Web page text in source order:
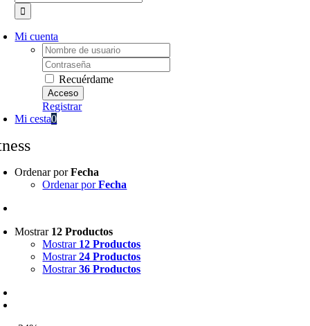
Mi cuenta
Username:
Password:
Recuérdame
Registrar
Mi cesta0
Ordenar porFecha
Ordenar porFecha
Mostrar 12 Productos
Mostrar 12 Productos
Mostrar24 Productos
Mostrar36 Productos